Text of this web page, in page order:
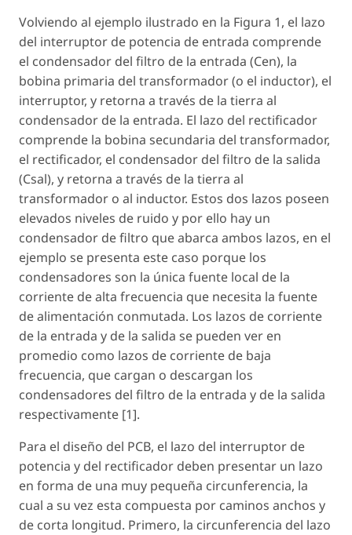
Volviendo al ejemplo ilustrado en la Figura 1, el lazo
del interruptor de potencia de entrada comprende
el condensador del filtro de la entrada (Cen), la
bobina primaria del transformador (o el inductor), el
interruptor, y retorna a través de la tierra al
condensador de la entrada. El lazo del rectificador
comprende la bobina secundaria del transformador,
el rectificador, el condensador del filtro de la salida
(Csal), y retorna a través de la tierra al
transformador o al inductor. Estos dos lazos poseen
elevados niveles de ruido y por ello hay un
condensador de filtro que abarca ambos lazos, en el
ejemplo se presenta este caso porque los
condensadores son la única fuente local de la
corriente de alta frecuencia que necesita la fuente
de alimentación conmutada. Los lazos de corriente
de la entrada y de la salida se pueden ver en
promedio como lazos de corriente de baja
frecuencia, que cargan o descargan los
condensadores del filtro de la entrada y de la salida
respectivamente [1].
Para el diseño del PCB, el lazo del interruptor de
potencia y del rectificador deben presentar un lazo
en forma de una muy pequeña circunferencia, la
cual a su vez esta compuesta por caminos anchos y
de corta longitud. Primero, la circunferencia del lazo